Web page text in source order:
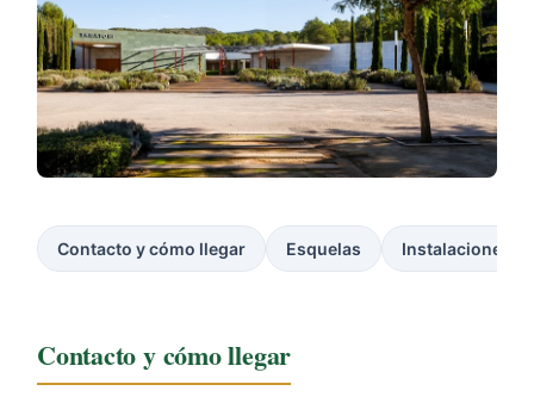
Contacto y cómo llegar Esquelas Instalaciones
Contacto y cómo llegar